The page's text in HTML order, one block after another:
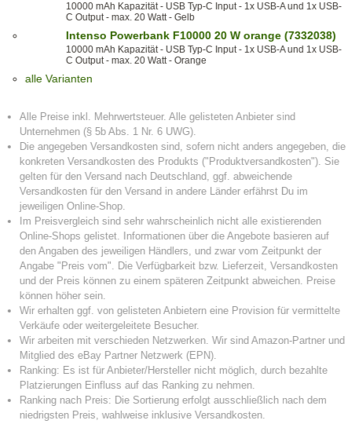
10000 mAh Kapazität - USB Typ-C Input - 1x USB-A und 1x USB-
C Output - max. 20 Watt - Gelb
Intenso Powerbank F10000 20 W orange (7332038)
10000 mAh Kapazität - USB Typ-C Input - 1x USB-A und 1x USB-
C Output - max. 20 Watt - Orange
alle Varianten